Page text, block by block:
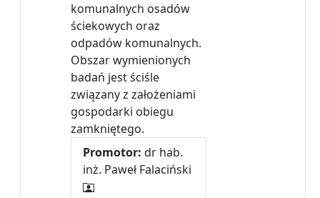
komunalnych osadów
ściekowych oraz
odpadów komunalnych.
Obszar wymienionych
badań jest ściśle
związany z założeniami
gospodarki obiegu
zamkniętego.
Promotor: dr hab.
inż. Paweł Falaciński